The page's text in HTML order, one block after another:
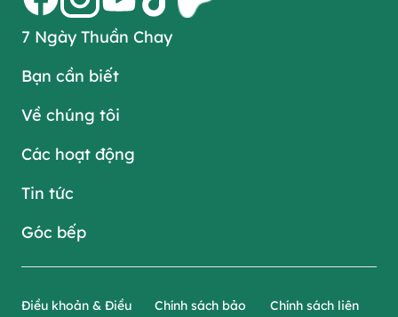
7 Ngày Thuần Chay
Bạn cần biết
Về chúng tôi
Các hoạt động
Tin tức
Góc bếp
Điều khoản & Điều Chính sách bảo Chính sách liên